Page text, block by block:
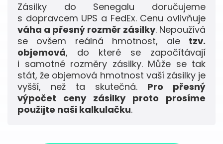
Zásilky do Senegalu doručujeme
s dopravcem UPS a FedEx. Cenu ovlivňuje
váha a přesný rozměr zásilky. Nepoužívá
se ovšem reálná hmotnost, ale tzv.
objemová, do které se započítávají
i samotné rozměry zásilky. Může se tak
stát, že objemová hmotnost vaší zásilky je
vyšší, než ta skutečná. Pro přesný
výpočet ceny zásilky proto prosíme
použijte naši kalkulačku.